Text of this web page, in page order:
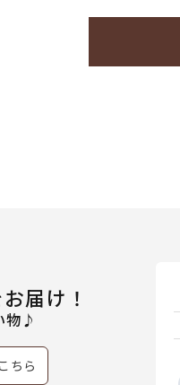
届け！
物♪
ちら